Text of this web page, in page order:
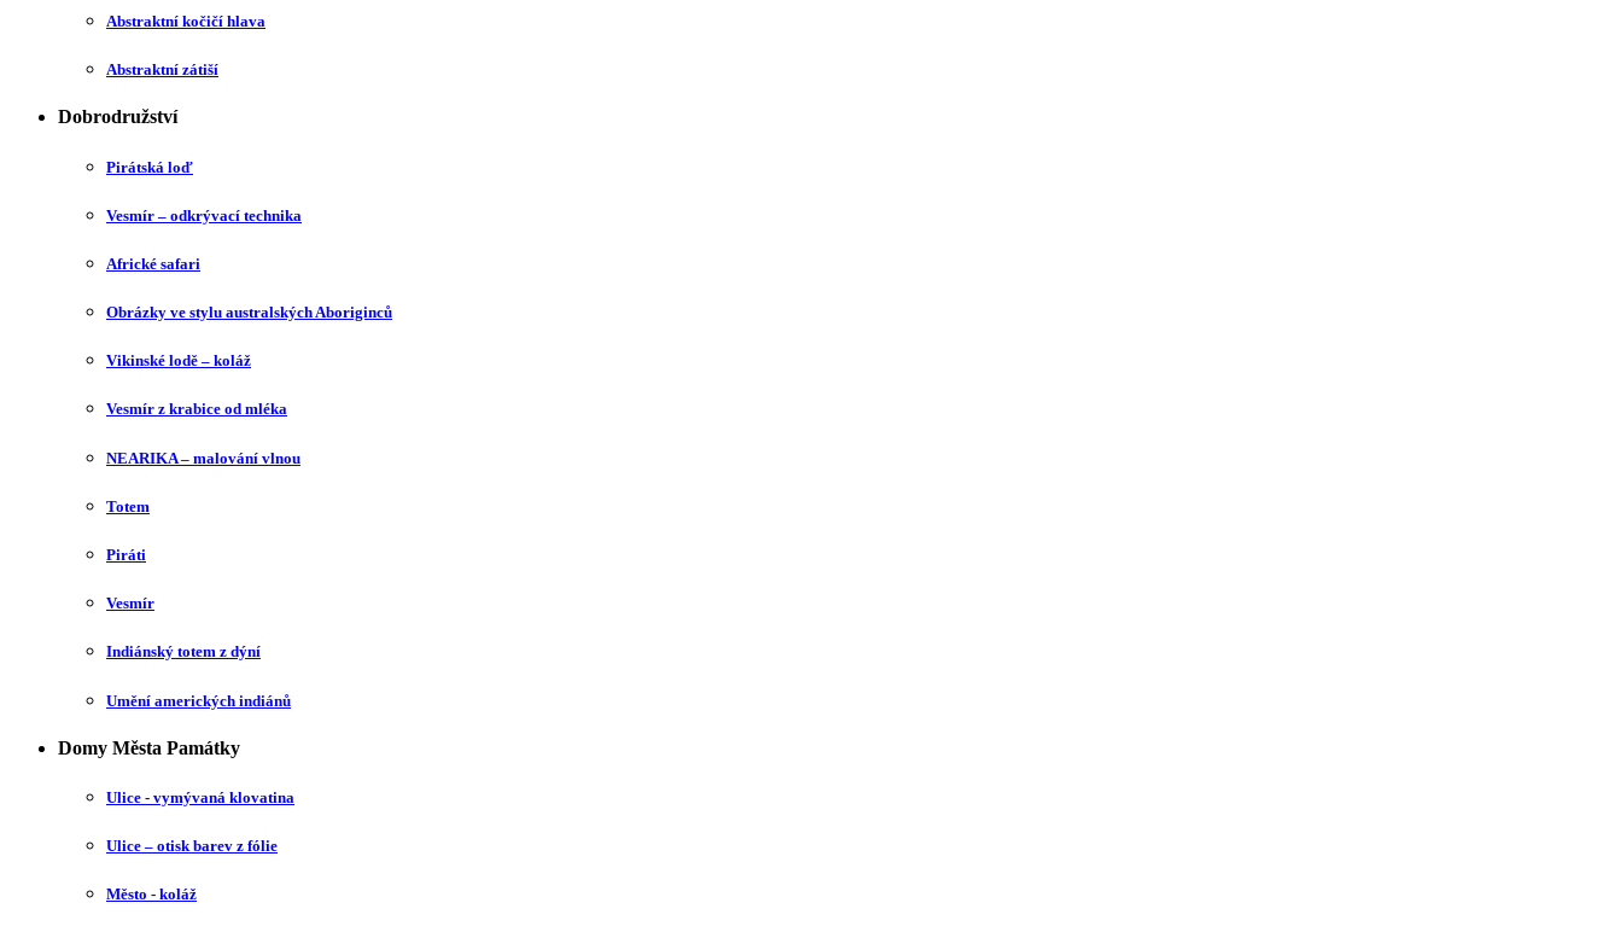
Abstraktní kočičí hlava
Abstraktní zátiší
Dobrodružství
Pirátská loď
Vesmír – odkrývací technika
Africké safari
Obrázky ve stylu australských Aboriginců
Vikinské lodě – koláž
Vesmír z krabice od mléka
NEARIKA – malování vlnou
Totem
Piráti
Vesmír
Indiánský totem z dýní
Umění amerických indiánů
Domy Města Památky
Ulice - vymývaná klovatina
Ulice – otisk barev z fólie
Město - koláž